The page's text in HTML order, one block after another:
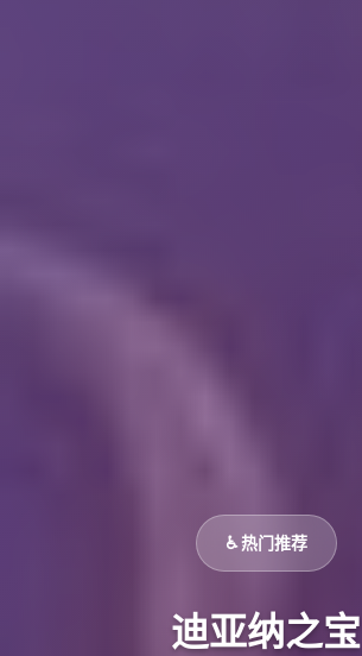
♿ 热门推荐
迪亚纳之宝